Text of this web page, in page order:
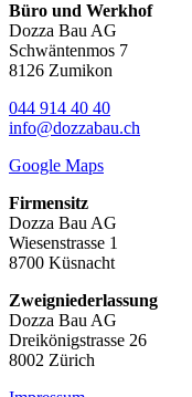
Büro und Werkhof
Dozza Bau AG
Schwäntenmos 7
8126 Zumikon
044 914 40 40
info@dozzabau.ch
Google Maps
Firmensitz
Dozza Bau AG
Wiesenstrasse 1
8700 Küsnacht
Zweigniederlassung
Dozza Bau AG
Dreikönigstrasse 26
8002 Zürich